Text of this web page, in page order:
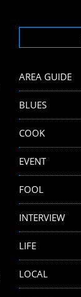
AREA GUIDE
BLUES
COOK
EVENT
FOOL
INTERVIEW
LIFE
LOCAL